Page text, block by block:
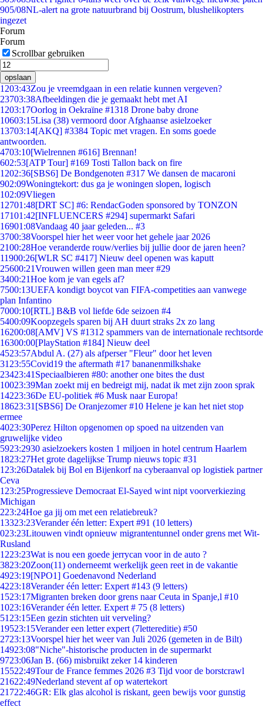
905/08NL-alert na grote natuurbrand bij Oostrum, blushelikopters
ingezet
Forum
Forum
Scrollbar gebruiken
opslaan
1203:43Zou je vreemdgaan in een relatie kunnen vergeven?
23703:38Afbeeldingen die je gemaakt hebt met AI
1203:17Oorlog in Oekraïne #1318 Drone baby drone
10603:15Lisa (38) vermoord door Afghaanse asielzoeker
13703:14[AKQ] #3384 Topic met vragen. En soms goede
antwoorden.
4703:10[Wielrennen #616] Brennan!
602:53[ATP Tour] #169 Tosti Tallon back on fire
1202:36[SBS6] De Bondgenoten #317 We dansen de macaroni
902:09Woningtekort: dus ga je woningen slopen, logisch
102:09Vliegen
12701:48[DRT SC] #6: RendacGoden sponsored by TONZON
17101:42[INFLUENCERS #294] supermarkt Safari
16901:08Vandaag 40 jaar geleden... #3
3700:38Voorspel hier het weer voor het gehele jaar 2026
2100:28Hoe veranderde rouw/verlies bij jullie door de jaren heen?
11900:26[WLR SC #417] Nieuw deel openen was kaputt
25600:21Vrouwen willen geen man meer #29
3400:21Hoe kom je van egels af?
7500:13UEFA kondigt boycot van FIFA-competities aan vanwege
plan Infantino
7000:10[RTL] B&B vol liefde 6de seizoen #4
5400:09Koopzegels sparen bij AH duurt straks 2x zo lang
16200:08[AMV] VS #1312 spammers van de internationale rechtsorde
16300:00[PlayStation #184] Nieuw deel
4523:57Abdul A. (27) als afperser "Fleur" door het leven
31 23:55Covid19 the aftermath #17 bananenmilkshake
23423:41 Speciaalbieren #80: another one bites the dust
10023:39Man zoekt mij en bedreigt mij, nadat ik met zijn zoon sprak
14223:36De EU-politiek #6 Musk naar Europa!
18623:31 [SBS6] De Oranjezomer #10 Helene je kan het niet stop
ermee
4023:30Perez Hilton opgenomen op spoed na uitzenden van
gruwelijke video
5923:2930 asielzoekers kosten 1 miljoen in hotel centrum Haarlem
1823:27Het grote dagelijkse Trump nieuws topic #31
1 23:26Datalek bij Bol en Bijenkorf na cyberaanval op logistiek partner
Ceva
1 23:25Progressieve Democraat El-Sayed wint nipt voorverkiezing
Michigan
223:24Hoe ga jij om met een relatiebreuk?
13323:23Verander één letter: Expert #91 (10 letters)
023:23Litouwen vindt opnieuw migrantentunnel onder grens met Wit-
Rusland
1223:23Wat is nou een goede jerrycan voor in de auto ?
3823:20Zoon(11) onderneemt werkelijk geen reet in de vakantie
4923:19[NPO1] Goedenavond Nederland
4223:18Verander één letter: Expert #143 (9 letters)
1523:17Migranten breken door grens naar Ceuta in Spanje,l #10
1023:16Verander één letter. Expert # 75 (8 letters)
51 23:15Een gezin stichten uit verveling?
19523:15Verander een letter expert (7lettereditie) #50
2723:13Voorspel hier het weer van Juli 2026 (gemeten in de Bilt)
14923:08"Niche"-historische producten in de supermarkt
9723:06Jan B. (66) misbruikt zeker 14 kinderen
15522:49Tour de France femmes 2026 #3 Tijd voor de borstcrawl
21622:49Nederland stevent af op watertekort
21722:46GR: Elk glas alcohol is riskant, geen bewijs voor gunstig
effect